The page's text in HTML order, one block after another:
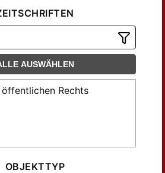
AUSWÄHLEN
Rechts
OBJEKTTYP